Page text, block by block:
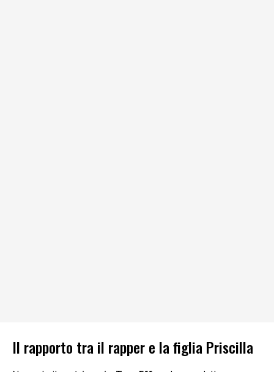
Il rapporto tra il rapper e la figlia Priscilla